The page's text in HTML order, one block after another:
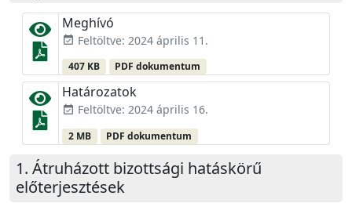
Meghívó
event_available Feltöltve: 2024 április 11.
407 KB PDF dokumentum
Határozatok
event_available Feltöltve: 2024 április 16.
2 MB PDF dokumentum
Átruházott bizottsági hatáskörű
előterjesztések